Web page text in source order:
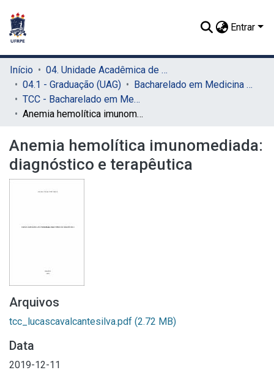
Entrar
Início
04. Unidade Acadêmica de Garanhuns (UAG)
04.1 - Graduação (UAG)
Bacharelado em Medicina Veterinária (UAG)
TCC - Bacharelado em Medicina Veterinária (UAG)
Anemia hemolítica imunomediada: diagnóstico e terapêutica
Anemia hemolítica imunomediada:
diagnóstico e terapêutica
Arquivos
tcc_lucascavalcantesilva.pdf (2.72 MB)
Data
2019-12-11